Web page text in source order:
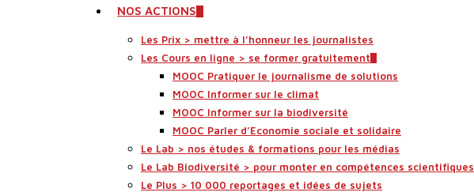
NOS ACTIONS
Les Prix > mettre à l’honneur les journalistes
Les Cours en ligne > se former gratuitement
MOOC Pratiquer le journalisme de solutions
MOOC Informer sur le climat
MOOC Informer sur la biodiversité
MOOC Parler d’Economie sociale et solidaire
Le Lab > nos études & formations pour les médias
Le Lab Biodiversité > pour monter en compétences scientifiques
Le Plus > 10 000 reportages et idées de sujets